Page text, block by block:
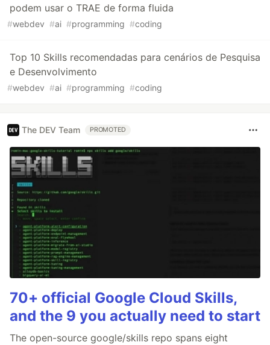
podem usar o TRAE de forma fluida
#webdev #ai #programming #coding
Top 10 Skills recomendadas para cenários de Pesquisa
e Desenvolvimento
#webdev #ai #programming #coding
The DEV Team PROMOTED
70+ official Google Cloud Skills,
and the 9 you actually need to start
The open-source google/skills repo spans eight